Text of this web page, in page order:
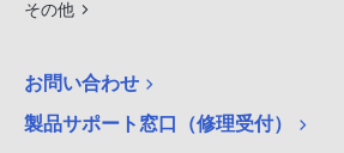
その他
お問い合わせ
製品サポート窓口（修理受付）